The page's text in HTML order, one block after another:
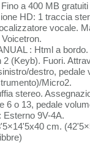
a 400 MB
HD: 1 traccia
vocale.
: Html a bordo.
(Keyb). Fuori.
destro,
Micro2.
stereo.
6 o 13, pedale
Esterno 9V-4A.
cm.